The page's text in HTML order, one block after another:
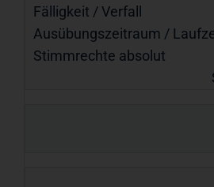
Fälligkeit / Verfall
Ausübungs­zeitraum /
Stimmrechte absolut